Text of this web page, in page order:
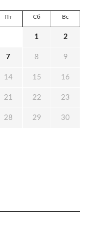
Пт Сб Вс
1 2
7 8 9
14 15 16
21 22 23
28 29 30